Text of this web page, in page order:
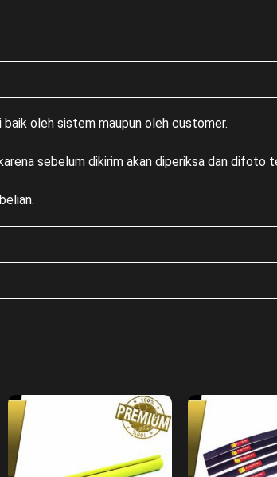
oleh sistem maupun oleh customer.
sebelum dikirim akan diperiksa dan difoto